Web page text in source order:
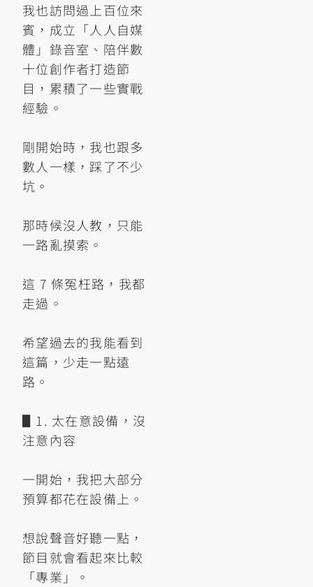
我也訪問過上百位來
賓，成立「人人自媒
體」錄音室、陪伴數
十位創作者打造節
目，累積了一些實戰
經驗。
剛開始時，我也跟多
數人一樣，踩了不少
坑。
那時候沒人教，只能
一路亂摸索。
這 7 條冤枉路，我都
走過。
希望過去的我能看到
這篇，少走一點遠
路。
▋1. 太在意設備，沒
注意內容
一開始，我把大部分
預算都花在設備上。
想說聲音好聽一點，
節目就會看起來比較
「專業」。